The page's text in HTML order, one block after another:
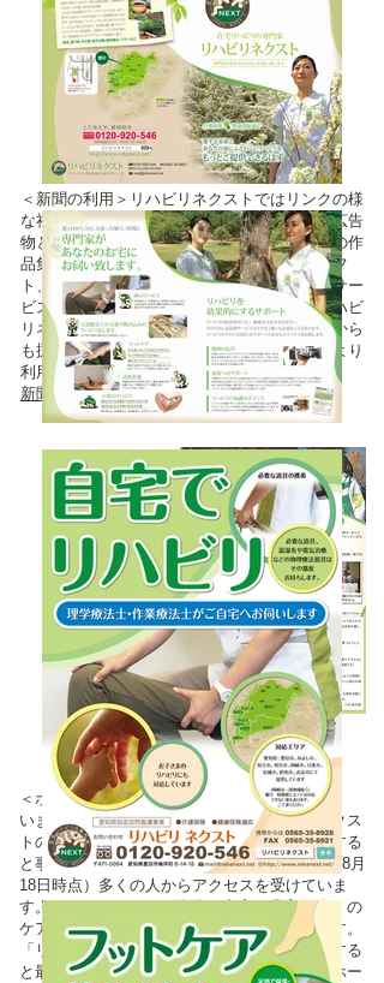
＜新聞の利用＞リハビリネクストではリンクの様
な社内新聞を定期的に発刊しています。他の広告
物と違いアクティビティリハビリ「利用者様の作
品集」 「ぬり絵」「春の歌会」などののソフ
ト、「公開講座」 「漫画」 等、様々なサー
ビスソフトが含まれています。それらも「リハビ
リネクストのれんわけ」制度で起業した直後から
も扱うことが出来ることになります。これにより
利用者様に多様なサービスを提供できます。
新聞の内容をご覧ください
＜ホームページ フェースブックページ＞
いまや必須のホームページです。リハビリネクス
トのホームページは「訪問リハビリ」で検索する
と事業所としては日本1。（グーグル 2013年8月
18日時点）多くの人からアクセスを受けていま
す。またホームページ自体 内容は豊富で多くの
ケアマネージャ様から好評をいただいています。
「リハビリネクストのれんわけ制度」で起業する
と最初からこの高評価のリハビリネクストのホー